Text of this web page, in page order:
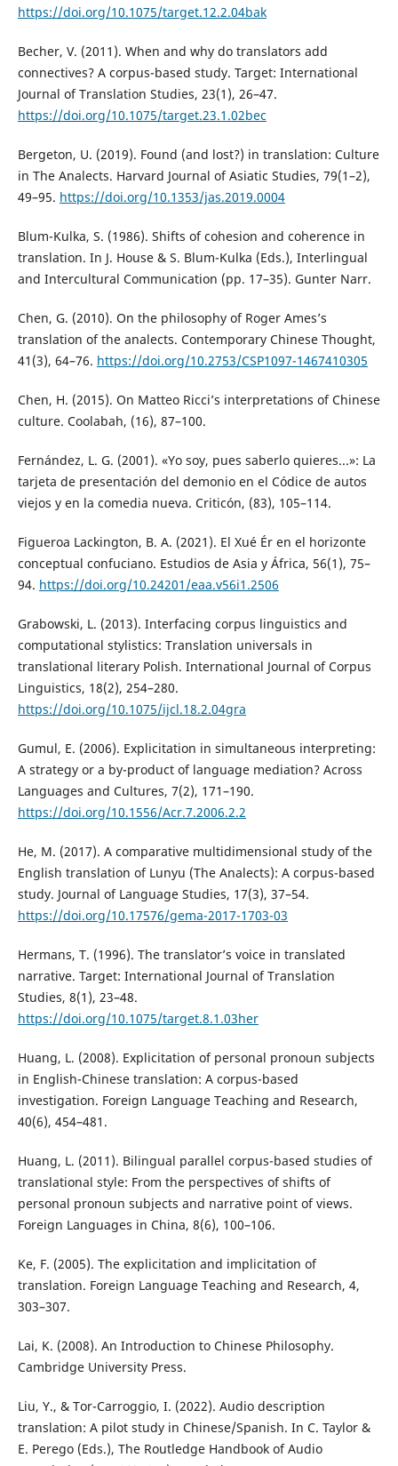
https://doi.org/10.1075/target.12.2.04bak
Becher, V. (2011). When and why do translators add
connectives? A corpus-based study. Target: International
Journal of Translation Studies, 23(1), 26–47.
https://doi.org/10.1075/target.23.1.02bec
Bergeton, U. (2019). Found (and lost?) in translation: Culture
in The Analects. Harvard Journal of Asiatic Studies, 79(1–2),
49–95. https://doi.org/10.1353/jas.2019.0004
Blum-Kulka, S. (1986). Shifts of cohesion and coherence in
translation. In J. House & S. Blum-Kulka (Eds.), Interlingual
and Intercultural Communication (pp. 17–35). Gunter Narr.
Chen, G. (2010). On the philosophy of Roger Ames’s
translation of the analects. Contemporary Chinese Thought,
41(3), 64–76. https://doi.org/10.2753/CSP1097-1467410305
Chen, H. (2015). On Matteo Ricci’s interpretations of Chinese
culture. Coolabah, (16), 87–100.
Fernández, L. G. (2001). «Yo soy, pues saberlo quieres...»: La
tarjeta de presentación del demonio en el Códice de autos
viejos y en la comedia nueva. Criticón, (83), 105–114.
Figueroa Lackington, B. A. (2021). El Xué Ér en el horizonte
conceptual confuciano. Estudios de Asia y África, 56(1), 75–
94. https://doi.org/10.24201/eaa.v56i1.2506
Grabowski, L. (2013). Interfacing corpus linguistics and
computational stylistics: Translation universals in
translational literary Polish. International Journal of Corpus
Linguistics, 18(2), 254–280.
https://doi.org/10.1075/ijcl.18.2.04gra
Gumul, E. (2006). Explicitation in simultaneous interpreting:
A strategy or a by-product of language mediation? Across
Languages and Cultures, 7(2), 171–190.
https://doi.org/10.1556/Acr.7.2006.2.2
He, M. (2017). A comparative multidimensional study of the
English translation of Lunyu (The Analects): A corpus-based
study. Journal of Language Studies, 17(3), 37–54.
https://doi.org/10.17576/gema-2017-1703-03
Hermans, T. (1996). The translator’s voice in translated
narrative. Target: International Journal of Translation
Studies, 8(1), 23–48.
https://doi.org/10.1075/target.8.1.03her
Huang, L. (2008). Explicitation of personal pronoun subjects
in English-Chinese translation: A corpus-based
investigation. Foreign Language Teaching and Research,
40(6), 454–481.
Huang, L. (2011). Bilingual parallel corpus-based studies of
translational style: From the perspectives of shifts of
personal pronoun subjects and narrative point of views.
Foreign Languages in China, 8(6), 100–106.
Ke, F. (2005). The explicitation and implicitation of
translation. Foreign Language Teaching and Research, 4,
303–307.
Lai, K. (2008). An Introduction to Chinese Philosophy.
Cambridge University Press.
Liu, Y., & Tor-Carroggio, I. (2022). Audio description
translation: A pilot study in Chinese/Spanish. In C. Taylor &
E. Perego (Eds.), The Routledge Handbook of Audio